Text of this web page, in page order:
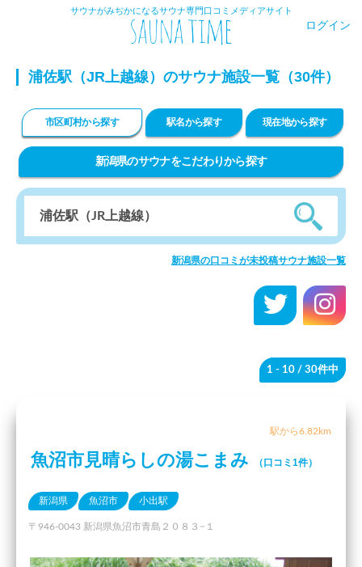
サウナがみぢかになるサウナ専門口コミメディアサイト
ログイン
浦佐駅（JR上越線）のサウナ施設一覧（30件）
市区町村から探す 駅名から探す 現在地から探す
新潟県のサウナをこだわりから探す
新潟県の口コミが未投稿サウナ施設一覧
1 - 10 / 30件中
駅から6.82km
魚沼市見晴らしの湯こまみ （口コミ1件）
新潟県 魚沼市 小出駅
〒946-0043 新潟県魚沼市青島２０８３−１